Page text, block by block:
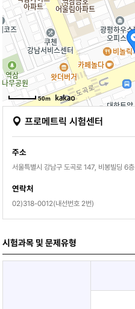
50m
프로메트릭 시험센터
주소
서울특별시 강남구 도곡로 147, 비봉빌딩 6층
연락처
02)318-0012(내선번호 2번)
시험과목 및 문제유형